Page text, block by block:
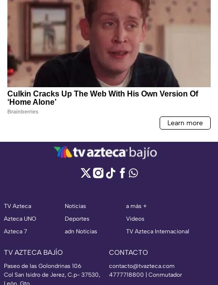
TV Azteca
Azteca UNO
Azteca 7
Noticias
Deportes
adn Noticias
a más +
Videos
TV Azteca Internacional
TV AZTECA BAJÍO
Paseo de las Golondrinas 106
Col San Isidro de Jerez, C.p- 37530,
CONTACTO
contacto@tvazteca.com
4777718800 | Conmutador